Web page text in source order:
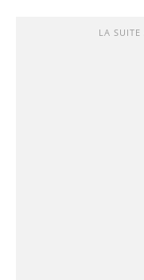
LA SUITE